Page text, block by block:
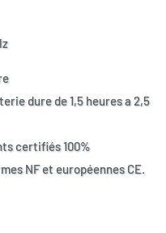
dure de 1,5 heures a 2,5
certifiés 100%
NF et européennes CE.